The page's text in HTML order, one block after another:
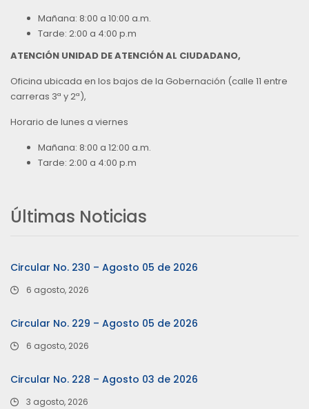
Mañana: 8:00 a 10:00 a.m.
Tarde: 2:00 a 4:00 p.m
ATENCIÓN UNIDAD DE ATENCIÓN AL CIUDADANO,
Oficina ubicada en los bajos de la Gobernación (calle 11 entre
carreras 3ª y 2ª),
Horario de lunes a viernes
Mañana: 8:00 a 12:00 a.m.
Tarde: 2:00 a 4:00 p.m
Últimas Noticias
Circular No. 230 – Agosto 05 de 2026
6 agosto, 2026
Circular No. 229 – Agosto 05 de 2026
6 agosto, 2026
Circular No. 228 – Agosto 03 de 2026
3 agosto, 2026